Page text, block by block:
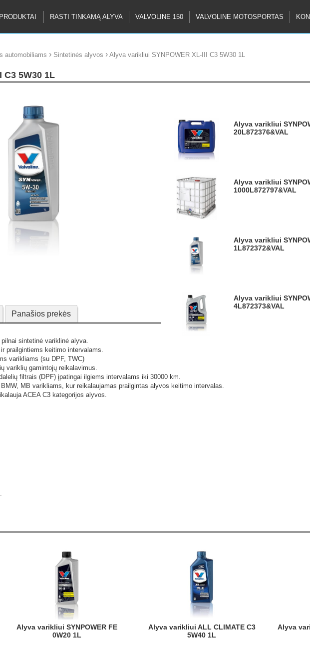
PRODUKTAI RASTI TINKAMĄ ALYVA VALVOLINE 150 VALVOLINE MOTOSPORTAS
automobiliams › Sintetinės alyvos › Alyva varikliui SYNPOWER XL-III C3 5W30 1L
C3 5W30 1L
Alyva varikliui SYNPOWER XL-III C3 5W30
20L872376&VAL
Alyva varikliui SYNPOWER XL-III C3 5W30
1000L872797&VAL
Alyva varikliui SYNPOWER XL-III C3 5W30
1L872372&VAL
Alyva varikliui SYNPOWER XL-III C3 5W30
4L872373&VAL
Panašios prekės
sintetinė variklinė alyva.
prailgintiems keitimo intervalams.
varikliams (su DPF, TWC)
variklių gamintojų reikalavimus.
filtrais (DPF) įpatingai ilgiems intervalams iki 30000 km.
MB varikliams, kur reikalaujamas prailgintas alyvos keitimo intervalas.
ACEA C3 kategorijos alyvos.
Alyva varikliui SYNPOWER FE
0W20 1L
Alyva varikliui ALL CLIMATE C3
5W40 1L
Alyva